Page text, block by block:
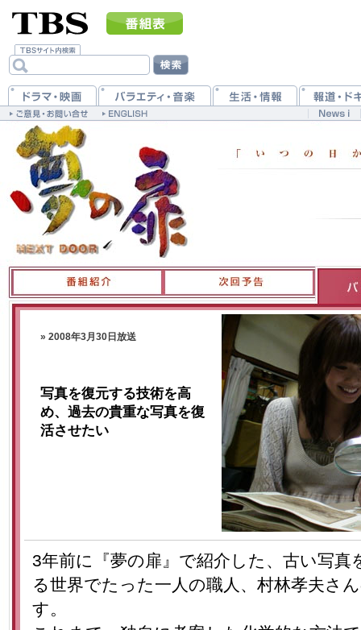
» 2008年3月30日放送
写真を復元する技術を高
め、過去の貴重な写真を復
活させたい
3年前に『夢の扉』で紹介した、古い写
る世界でたった一人の職人、村林孝夫さ
す。